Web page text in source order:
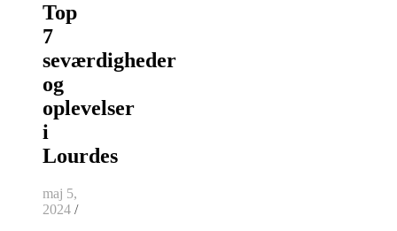
Top
7
seværdigheder
og
oplevelser
i
Lourdes
maj 5,
2024 /